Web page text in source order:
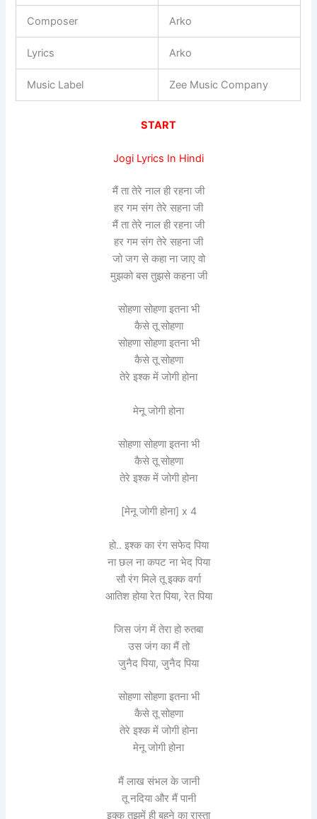
Composer Arko
Lyrics Arko
Music Label Zee Music Company
START
Jogi Lyrics In Hindi
मैं ता तेरे नाल ही रहना जी
हर गम संग तेरे सहना जी
मैं ता तेरे नाल ही रहना जी
हर गम संग तेरे सहना जी
जो जग से कहा ना जाए वो
मुझको बस तुझसे कहना जी
सोहणा सोहणा इतना भी
कैसे तू सोहणा
सोहणा सोहणा इतना भी
कैसे तू सोहणा
तेरे इश्क में जोगी होना
मेनू जोगी होना
सोहणा सोहणा इतना भी
कैसे तू सोहणा
तेरे इश्क में जोगी होना
[मेनू जोगी होना] x 4
हो.. इश्क का रंग सफेद पिया
ना छल ना कपट ना भेद पिया
सौ रंग मिले तू इक्क वर्गा
आतिश होया रेत पिया, रेत पिया
जिस जंग में तेरा हो रुतबा
उस जंग का मैं तो
जुनैद पिया, जुनैद पिया
सोहणा सोहणा इतना भी
कैसे तू सोहणा
तेरे इश्क में जोगी होना
मेनू जोगी होना
मैं लाख संभल के जानी
तू नदिया और मैं पानी
इक्क तुझमें ही बहने का रास्ता